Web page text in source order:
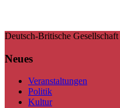
Deutsch-Britische Gesellschaft
Neues
Veranstaltungen
Politik
Kultur